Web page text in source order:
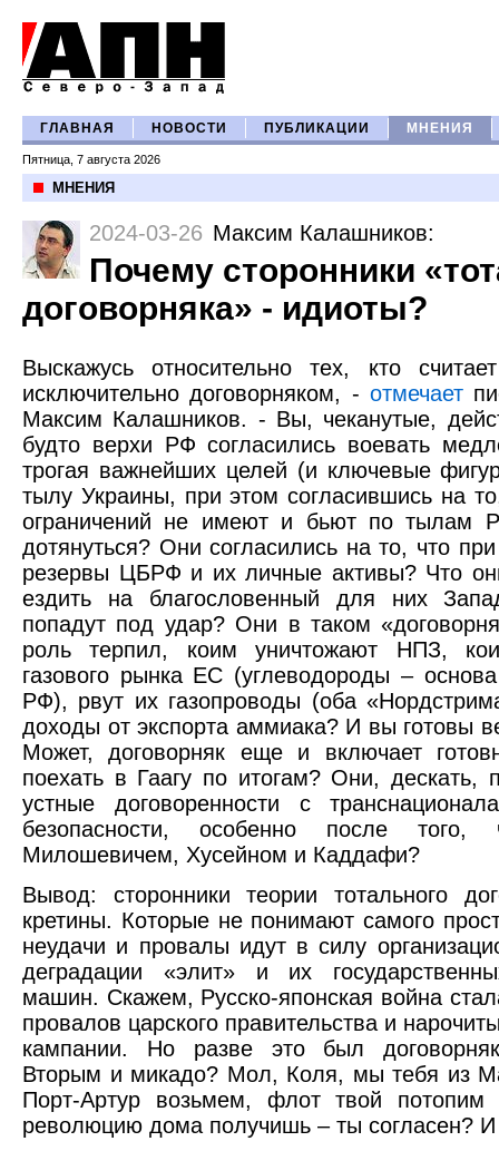
ГЛАВНАЯ НОВОСТИ ПУБЛИКАЦИИ МНЕНИЯ
Пятница, 7 августа 2026
МНЕНИЯ
2024-03-26 Максим Калашников:
Почему сторонники
договорняка» - идиоты?
Выскажусь относительно тех, кто
исключительно договорняком, - отмечает
Максим Калашников. - Вы, чеканутые,
будто верхи РФ согласились воевать
трогая важнейших целей (и ключевые
тылу Украины, при этом согласившись на
ограничений не имеют и бьют по тылам
дотянуться? Они согласились на то, что
резервы ЦБРФ и их личные активы? Что
ездить на благословенный для них
попадут под удар? Они в таком
роль терпил, коим уничтожают НПЗ,
газового рынка ЕС (углеводороды –
РФ), рвут их газопроводы (оба
доходы от экспорта аммиака? И вы готовы
Может, договорняк еще и включает
поехать в Гаагу по итогам? Они, дескать,
устные договоренности с
безопасности, особенно после
Милошевичем, Хусейном и Каддафи?
Вывод: сторонники теории тотального
кретины. Которые не понимают самого
неудачи и провалы идут в силу
деградации «элит» и их
машин. Скажем, Русско-японская война
провалов царского правительства и
кампании. Но разве это был
Вторым и микадо? Мол, Коля, мы тебя из
Порт-Артур возьмем, флот твой
революцию дома получишь – ты согласен?